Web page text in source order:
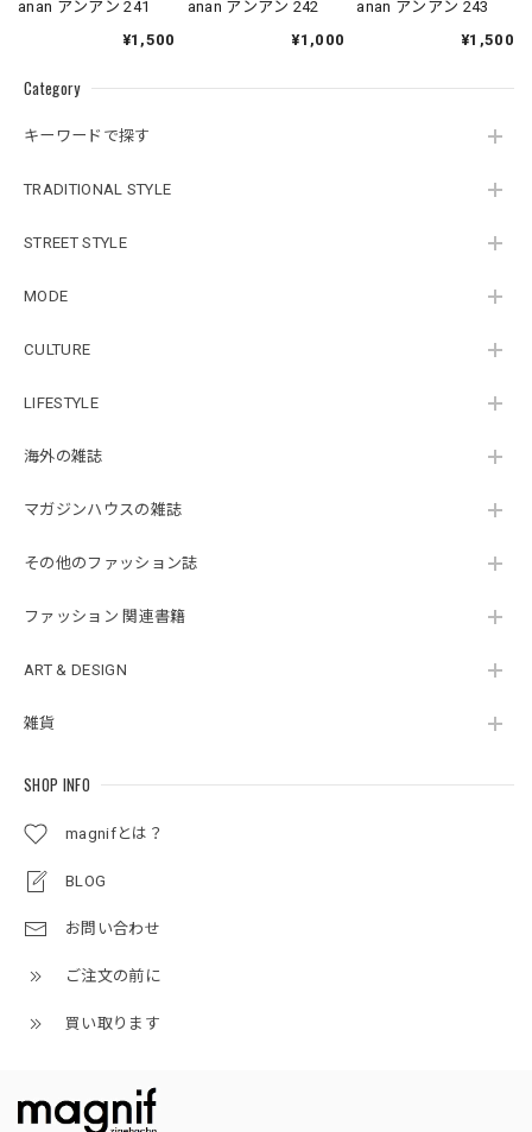
Category
キーワードで探す
TRADITIONAL STYLE
STREET STYLE
MODE
CULTURE
LIFESTYLE
海外の雑誌
マガジンハウスの雑誌
その他のファッション誌
ファッション 関連書籍
ART & DESIGN
雑貨
SHOP INFO
magnifとは？
BLOG
お問い合わせ
ご注文の前に
買い取ります
anan アンアン 241
¥1,500
anan アンアン 242
¥1,000
anan アンアン 243
¥1,500